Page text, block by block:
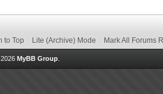
to Top Lite (Archive) Mode Mark All Forums
2026 MyBB Group